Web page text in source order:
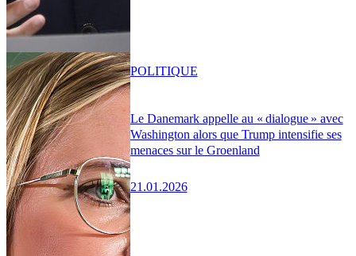
Le Danemark appelle au « dialogue » avec
Washington alors que Trump intensifie ses
menaces sur le Groenland
21.01.2026
POLITIQUE